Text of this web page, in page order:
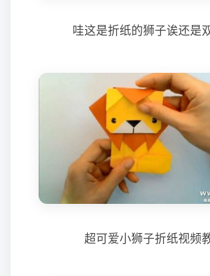
哇这是折纸的狮子诶还是
超可爱小狮子折纸视频